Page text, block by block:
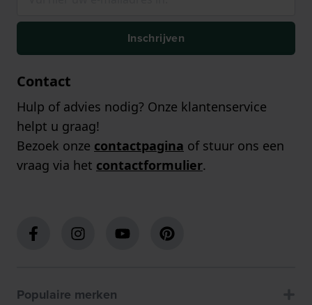
Inschrijven
Contact
Hulp of advies nodig? Onze klantenservice
helpt u graag!
Bezoek onze contactpagina of stuur ons een
vraag via het contactformulier.
Populaire merken